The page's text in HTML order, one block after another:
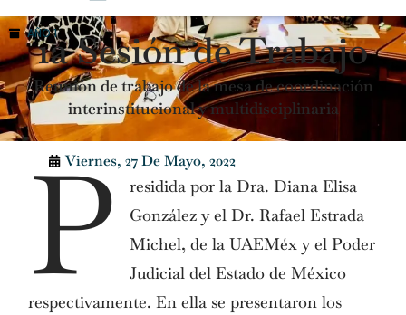
AÑO 1
1a Sesión de Trabajo
Reunión de trabajo de la mesa de coordinación
interinstitucional y multidisciplinaria
Viernes, 27 De Mayo, 2022
P
residida por la Dra. Diana Elisa
González y el Dr. Rafael Estrada
Michel, de la UAEMéx y el Poder
Judicial del Estado de México
respectivamente. En ella se presentaron los